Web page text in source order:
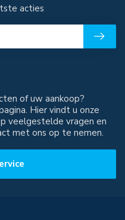
of uw aankoop?
Hier vindt u onze
veelgestelde vragen en
met ons op te nemen.
acties